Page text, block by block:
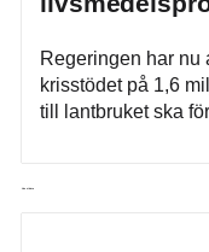
Regeringen har nu
krisstödet på 1,6
till lantbruket ska
Läs vidare